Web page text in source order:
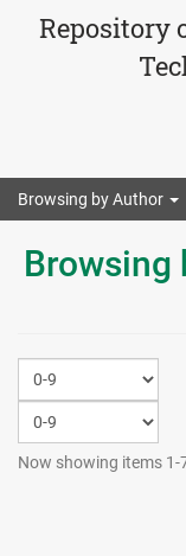
Repository
Browsing by Author
Browsing
Now showing items 1-